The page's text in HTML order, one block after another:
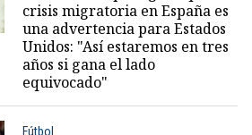
crisis migratoria en España es
una advertencia para Estados
Unidos: "Así estaremos en tres
años si gana el lado
equivocado"
Fútbol